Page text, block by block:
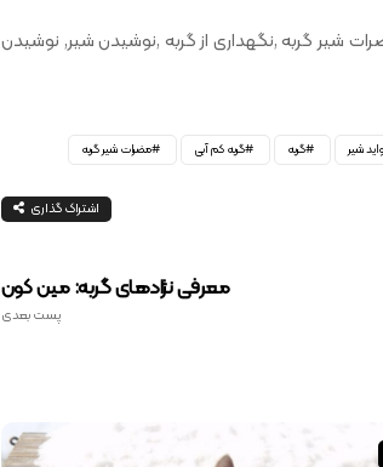
شیر گربه ,نگهداری از گربه ,نوشیدن شیر, نوشیدن
شیر گربه گربه کم آبی
مضرات شیر گربه
اشتراک گذاری
معرفی نژادهای گربه: مین کون
پست بعدی